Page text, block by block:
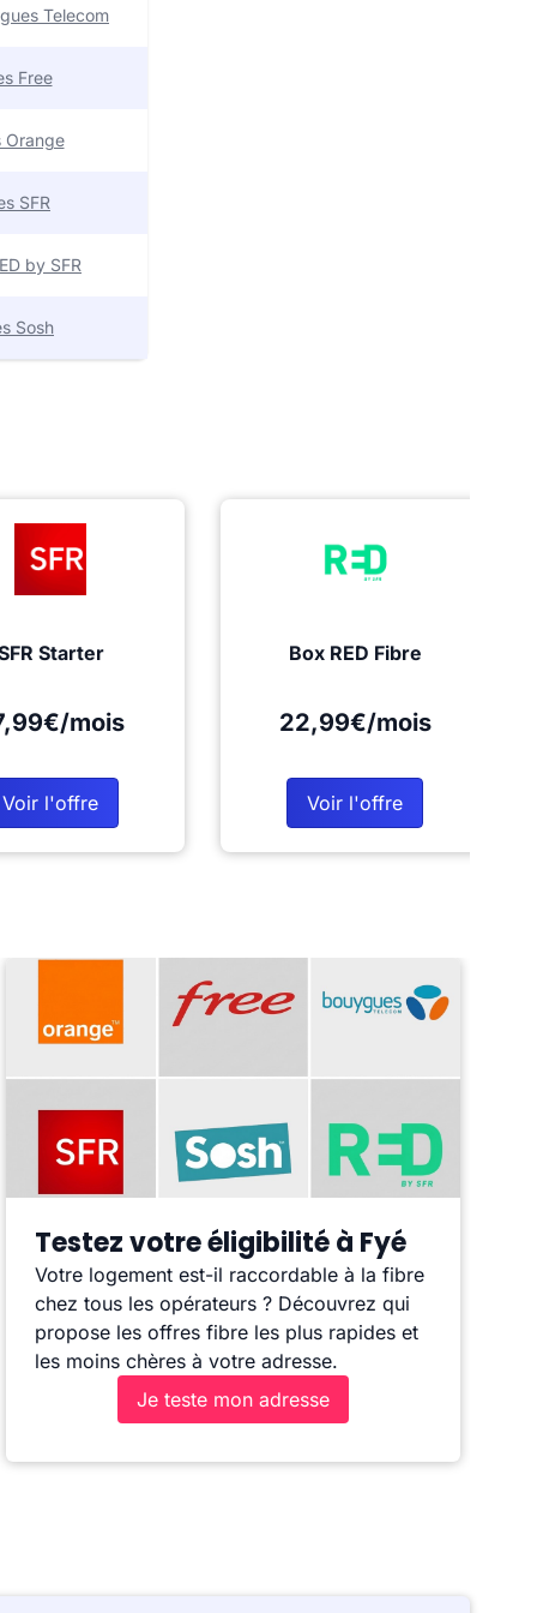
Telecom
Free
Orange
SFR
by SFR
Sosh
Starter
mois
Voir l'offre
Box RED Fibre
22,99€/mois
Voir l'offre
Testez votre éligibilité à Fyé
Votre logement est-il raccordable à la fibre
chez tous les opérateurs ? Découvrez qui
propose les offres fibre les plus rapides et
les moins chères à votre adresse.
Je teste mon adresse